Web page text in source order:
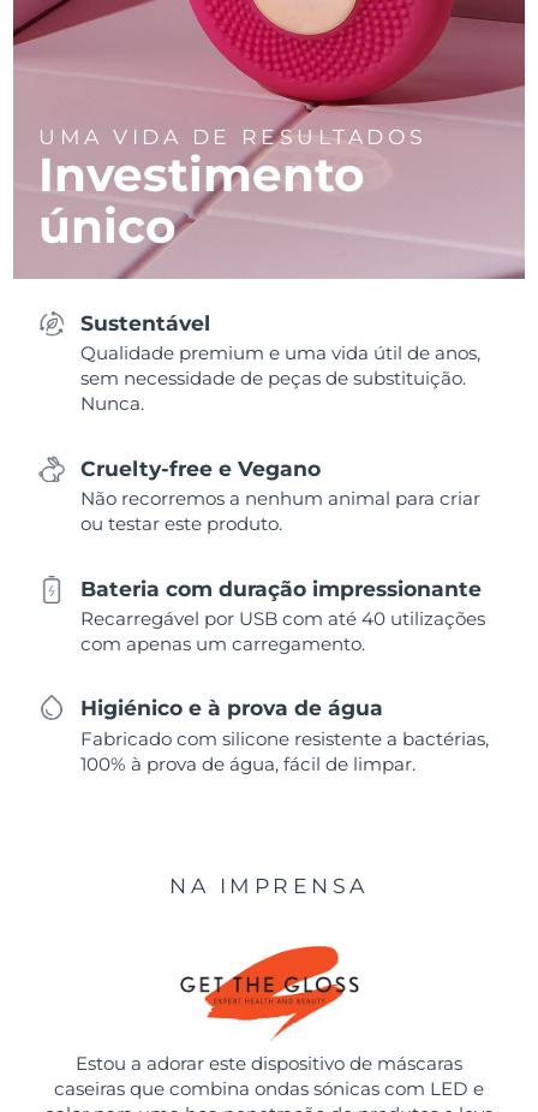
UMA VIDA DE RESULTADOS
Investimento
único
Sustentável
Qualidade premium e uma vida útil de anos,
sem necessidade de peças de substituição.
Nunca.
Cruelty-free e Vegano
Não recorremos a nenhum animal para criar
ou testar este produto.
Bateria com duração impressionante
Recarregável por USB com até 40 utilizações
com apenas um carregamento.
Higiénico e à prova de água
Fabricado com silicone resistente a bactérias,
100% à prova de água, fácil de limpar.
NA IMPRENSA
Estou a adorar este dispositivo de máscaras
caseiras que combina ondas sónicas com LED e